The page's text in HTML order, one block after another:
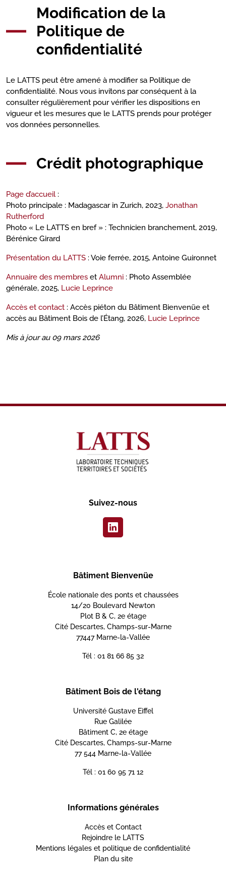
Modification de la
Politique de
confidentialité
Le LATTS peut être amené à modifier sa Politique de
confidentialité. Nous vous invitons par conséquent à la
consulter régulièrement pour vérifier les dispositions en
vigueur et les mesures que le LATTS prends pour protéger
vos données personnelles.
Crédit photographique
Page d’accueil:
Photo principale : Madagascar in Zurich, 2023, Jonathan
Rutherford
Photo « Le LATTS en bref » : Technicien branchement, 2019,
Bérénice Girard
Présentation du LATTS : Voie ferrée, 2015, Antoine Guironnet
Annuaire des membres et Alumni : Photo Assemblée
générale, 2025, Lucie Leprince
Accès et contact : Accès piéton du Bâtiment Bienvenüe et
accès au Bâtiment Bois de l’Étang, 2026, Lucie Leprince
Mis à jour au 09 mars 2026
Suivez-nous
Bâtiment Bienvenüe
École nationale des ponts et chaussées
14/20 Boulevard Newton
Plot B & C, 2e étage
Cité Descartes, Champs-sur-Marne
77447 Marne-la-Vallée
Tél : 01 81 66 85 32
Bâtiment Bois de l'étang
Université Gustave Eiffel
Rue Galilée
Bâtiment C, 2e étage
Cité Descartes, Champs-sur-Marne
77 544 Marne-la-Vallée
Tél : 01 60 95 71 12
Informations générales
Accès et Contact
Rejoindre le LATTS
Mentions légales et politique de confidentialité
Plan du site